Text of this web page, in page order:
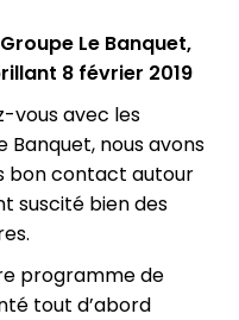
Le Banquet,
8 février 2019
vous avec les
Banquet, nous avons
bon contact autour
suscité bien des
programme de
tout d’abord